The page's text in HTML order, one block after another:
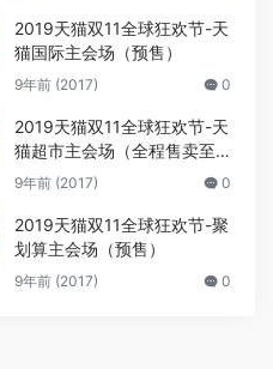
2019天猫双11全球狂欢节-天
猫国际主会场（预售）
9年前 (2017) 0
2019天猫双11全球狂欢节-天
猫超市主会场（全程售卖至1
3日
9年前 (2017) 0
2019天猫双11全球狂欢节-聚
划算主会场（预售）
9年前 (2017) 0